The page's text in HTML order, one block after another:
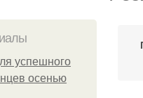
успешного
осенью